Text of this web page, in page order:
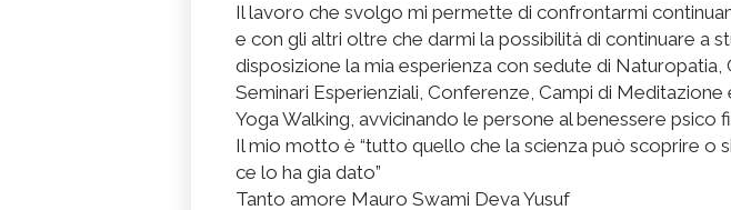
Il lavoro che svolgo mi permette di confrontarmi
e con gli altri oltre che darmi la possibilità di continuare a
disposizione la mia esperienza con sedute di Naturopatia,
Seminari Esperienziali, Conferenze, Campi di Meditazione
Yoga Walking, avvicinando le persone al benessere psico
Il mio motto è “tutto quello che la scienza può scoprire o
ce lo ha gia dato”
Tanto amore Mauro Swami Deva Yusuf